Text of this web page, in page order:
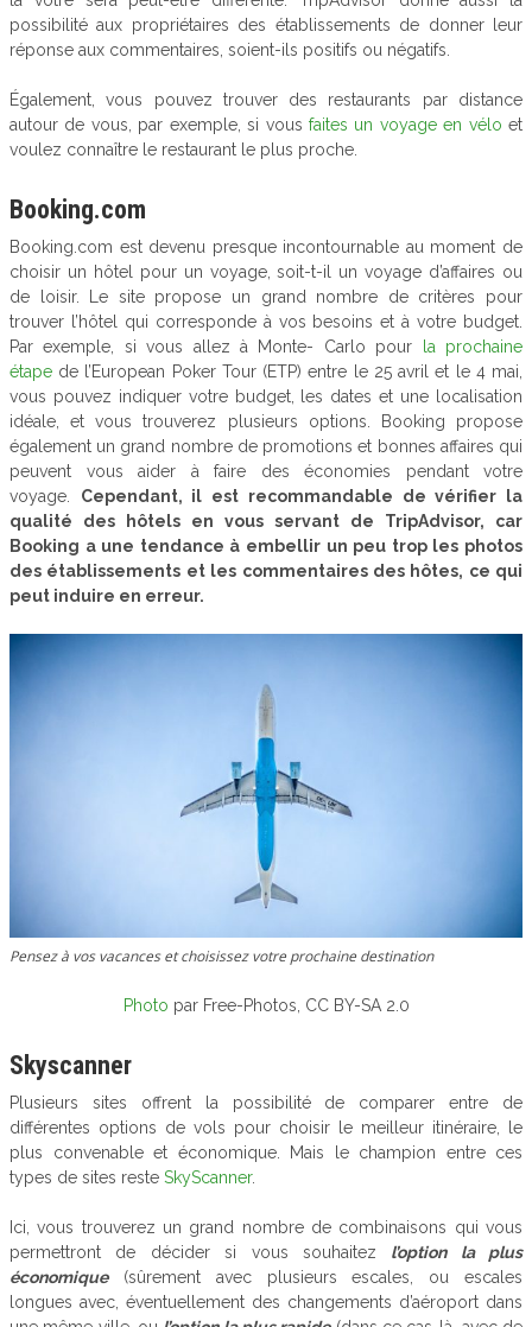
possibilité aux propriétaires des établissements de donner leur
réponse aux commentaires, soient-ils positifs ou négatifs.
Également, vous pouvez trouver des restaurants par distance
autour de vous, par exemple, si vous faites un voyage en vélo et
voulez connaître le restaurant le plus proche.
Booking.com
Booking.com est devenu presque incontournable au moment de
choisir un hôtel pour un voyage, soit-t-il un voyage d’affaires ou
de loisir. Le site propose un grand nombre de critères pour
trouver l’hôtel qui corresponde à vos besoins et à votre budget.
Par exemple, si vous allez à Monte- Carlo pour la prochaine
étape de l’European Poker Tour (ETP) entre le 25 avril et le 4 mai,
vous pouvez indiquer votre budget, les dates et une localisation
idéale, et vous trouverez plusieurs options. Booking propose
également un grand nombre de promotions et bonnes affaires qui
peuvent vous aider à faire des économies pendant votre
voyage. Cependant, il est recommandable de vérifier la
qualité des hôtels en vous servant de TripAdvisor, car
Booking a une tendance à embellir un peu trop les photos
des établissements et les commentaires des hôtes, ce qui
peut induire en erreur.
Pensez à vos vacances et choisissez votre prochaine destination
Photo par Free-Photos, CC BY-SA 2.0
Skyscanner
Plusieurs sites offrent la possibilité de comparer entre de
différentes options de vols pour choisir le meilleur itinéraire, le
plus convenable et économique. Mais le champion entre ces
types de sites reste SkyScanner.
Ici, vous trouverez un grand nombre de combinaisons qui vous
permettront de décider si vous souhaitez l’option la plus
économique(sûrement avec plusieurs escales, ou escales
longues avec, éventuellement des changements d’aéroport dans